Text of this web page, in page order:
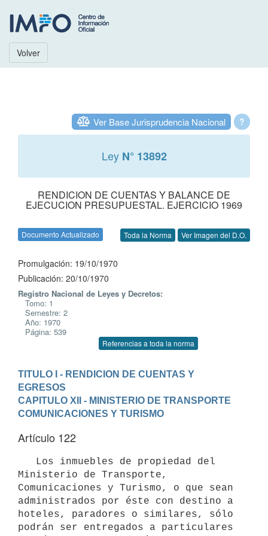
Volver
?
Ver Base Jurisprudencia Nacional
Ley N° 13892
RENDICION DE CUENTAS Y BALANCE DE
EJECUCION PRESUPUESTAL. EJERCICIO 1969
Documento Actualizado Toda la Norma Ver Imagen del D.O.
Promulgación: 19/10/1970
Publicación: 20/10/1970
Registro Nacional de Leyes y Decretos:
Tomo: 1
Semestre: 2
Año: 1970
Página: 539
Referencias a toda la norma
TITULO I - RENDICION DE CUENTAS Y
EGRESOS
CAPITULO XII - MINISTERIO DE TRANSPORTE
COMUNICACIONES Y TURISMO
Artículo 122
Ministerio de Transporte,
Comunicaciones y Turismo, o que sean
administrados por éste con destino a
hoteles, paradores o similares, sólo
podrán ser entregados a particulares